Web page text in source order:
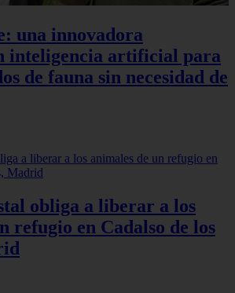
una innovadora
inteligencia artificial para
de fauna sin necesidad de
obliga a liberar a los
refugio en Cadalso de los